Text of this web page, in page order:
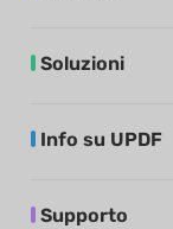
Soluzioni
Info su UPDF
Supporto